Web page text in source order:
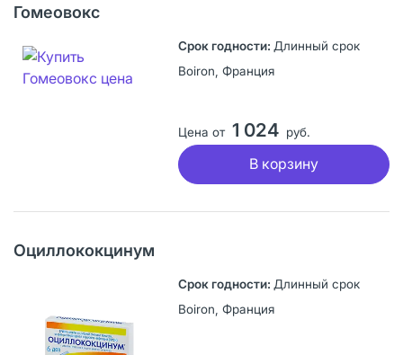
Гомеовокс
Длинный срок
Boiron, Франция
Цена от 1 024 руб.
В корзину
Оциллококцинум
Длинный срок
Boiron, Франция